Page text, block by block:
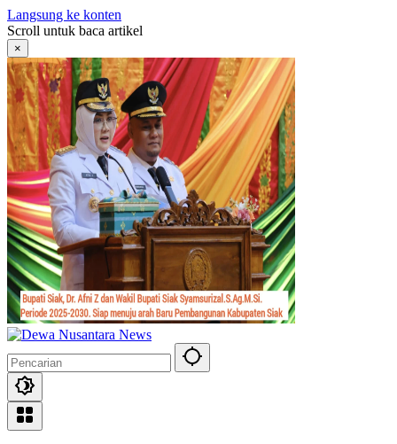
Langsung ke konten
Scroll untuk baca artikel
×